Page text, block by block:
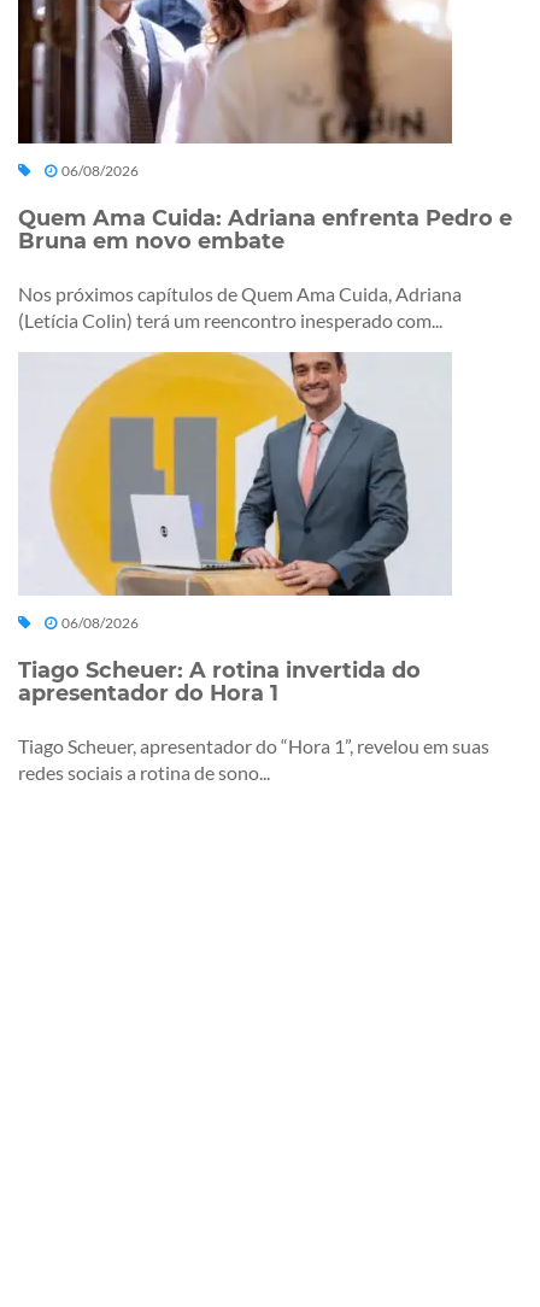
06/08/2026
Quem Ama Cuida: Adriana enfrenta Pedro e
Bruna em novo embate
Nos próximos capítulos de Quem Ama Cuida, Adriana
(Letícia Colin) terá um reencontro inesperado com...
06/08/2026
Tiago Scheuer: A rotina invertida do
apresentador do Hora 1
Tiago Scheuer, apresentador do “Hora 1”, revelou em suas
redes sociais a rotina de sono...